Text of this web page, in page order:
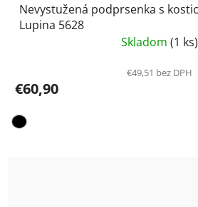
Nevystužená podprsenka s
Lupina 5628
Skladom (1 ks)
€49,51 bez DPH
€60,90